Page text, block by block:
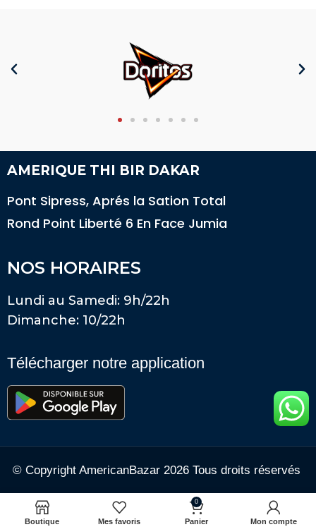
AMERIQUE THI BIR DAKAR
Pont Sipress, Aprés la Sation Total
Rond Point Liberté 6 En Face Jumia
NOS HORAIRES
Lundi au Samedi: 9h/22h
Dimanche: 10/22h
Télécharger notre application
© Copyright AmericanBazar 2026 Tous droits réservés
Boutique Mes favoris
0
Panier Mon compte